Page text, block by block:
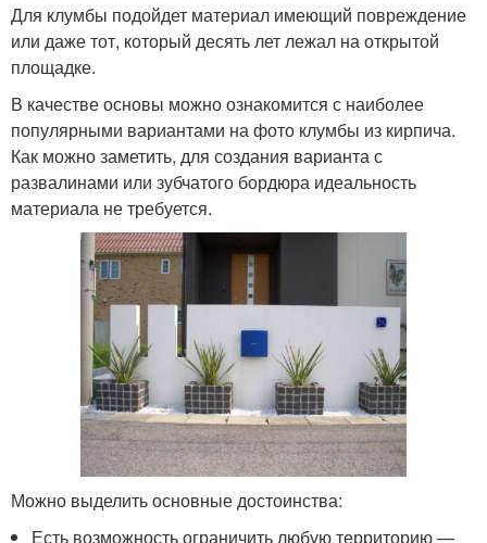
Для клумбы подойдет материал имеющий повреждение
или даже тот, который десять лет лежал на открытой
площадке.
В качестве основы можно ознакомится с наиболее
популярными вариантами на фото клумбы из кирпича.
Как можно заметить, для создания варианта с
развалинами или зубчатого бордюра идеальность
материала не требуется.
Можно выделить основные достоинства:
Есть возможность ограничить любую территорию —